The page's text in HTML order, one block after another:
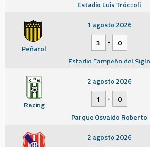
Estadio Luis Tróccoli
Peñarol
1 agosto 2026
3
-
0
Estadio Campeón del Siglo
Racing
2 agosto 2026
1
-
0
Parque Osvaldo Roberto
2 agosto 2026